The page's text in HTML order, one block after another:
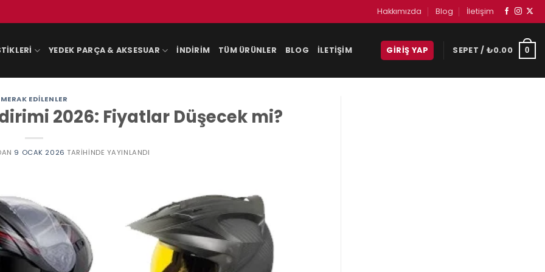
Hakkımızda Blog İletişim
YEDEK PARÇA & AKSESUAR İNDIRIM TÜM ÜRÜNLER BLOG İLETIŞIM GIRIŞ YAP SEPET / ₺0.00 0
MERAK EDILENLER
2026: Fiyatlar Düşecek mi?
9 OCAK 2026 TARIHINDE YAYINLANDI